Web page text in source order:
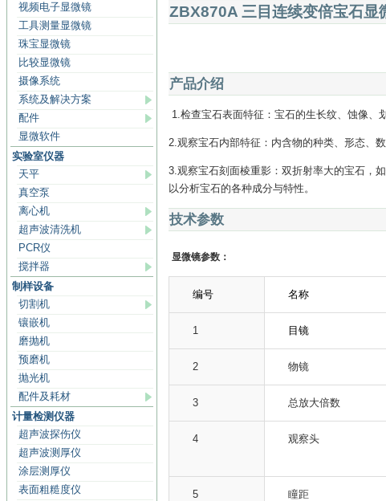
视频电子显微镜
工具测量显微镜
珠宝显微镜
比较显微镜
摄像系统
系统及解决方案
配件
显微软件
实验室仪器
天平
真空泵
离心机
超声波清洗机
PCR仪
搅拌器
制样设备
切割机
镶嵌机
磨抛机
预磨机
抛光机
配件及耗材
计量检测仪器
超声波探伤仪
超声波测厚仪
涂层测厚仪
表面粗糙度仪
ZBX870A 三目连续变倍宝石显
产品介绍
1.检查宝石表面特征：宝石的生长纹、蚀像、
2.观察宝石内部特征：内含物的种类、形态、
3.观察宝石刻面棱重影：双折射率大的宝石，
以分析宝石的各种成分与特性。
技术参数
显微镜参数：
编号 名称
1 目镜
2 物镜
3 总放大倍数
4 观察头
5 瞳距